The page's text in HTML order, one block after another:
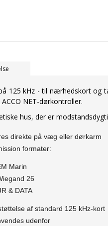
125 kHz - til nærhedskort og
ACCO NET-dørkontroller.
hus, der er
direkte på væg eller dørkarm
formater:
Marin
26
& DATA
af standard 125 kHz-kort
udenfor